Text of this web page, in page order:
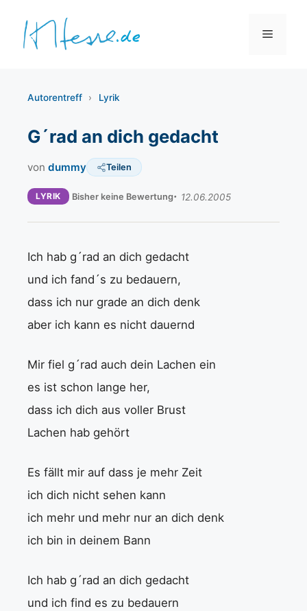
Inhalt
springen
Menü
Autorentreff › Lyrik
G´rad an dich gedacht
von dummy Teilen
LYRIK Bisher keine Bewertung 12.06.2005
Ich hab g´rad an dich gedacht
und ich fand´s zu bedauern,
dass ich nur grade an dich denk
aber ich kann es nicht dauernd
Mir fiel g´rad auch dein Lachen ein
es ist schon lange her,
dass ich dich aus voller Brust
Lachen hab gehört
Es fällt mir auf dass je mehr Zeit
ich dich nicht sehen kann
ich mehr und mehr nur an dich denk
ich bin in deinem Bann
Ich hab g´rad an dich gedacht
und ich find es zu bedauern